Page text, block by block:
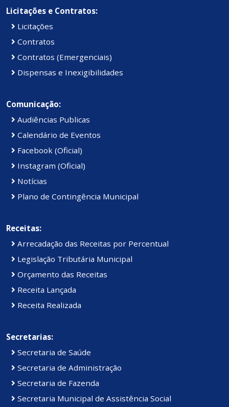
Licitações e Contratos:
Licitações
Contratos
Contratos (Emergenciais)
Dispensas e Inexigibilidades
Comunicação:
Audiências Publicas
Calendário de Eventos
Facebook (Oficial)
Instagram (Oficial)
Notícias
Plano de Contingência Municipal
Receitas:
Arrecadação das Receitas por Percentual
Legislação Tributária Municipal
Orçamento das Receitas
Receita Lançada
Receita Realizada
Secretarias:
Secretaria de Saúde
Secretaria de Administração
Secretaria de Fazenda
Secretaria Municipal de Assistência Social